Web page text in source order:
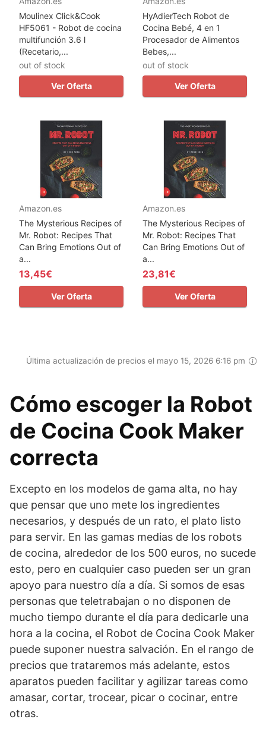
Moulinex Click&Cook
HF5061 - Robot de cocina
multifunción 3.6 l
(Recetario,...
out of stock
Ver Oferta
HyAdierTech Robot de
Cocina Bebé, 4 en 1
Procesador de Alimentos
Bebes,...
out of stock
Ver Oferta
Amazon.es
The Mysterious Recipes of
Mr. Robot: Recipes That
Can Bring Emotions Out of
a...
13,45€
Ver Oferta
Amazon.es
The Mysterious Recipes of
Mr. Robot: Recipes That
Can Bring Emotions Out of
a...
23,81€
Ver Oferta
Última actualización de precios el mayo 15, 2026 6:16 pm
Cómo escoger la Robot
de Cocina Cook Maker
correcta
Excepto en los modelos de gama alta, no hay
que pensar que uno mete los ingredientes
necesarios, y después de un rato, el plato listo
para servir. En las gamas medias de los robots
de cocina, alrededor de los 500 euros, no sucede
esto, pero en cualquier caso pueden ser un gran
apoyo para nuestro día a día. Si somos de esas
personas que teletrabajan o no disponen de
mucho tiempo durante el día para dedicarle una
hora a la cocina, el Robot de Cocina Cook Maker
puede suponer nuestra salvación. En el rango de
precios que trataremos más adelante, estos
aparatos pueden facilitar y agilizar tareas como
amasar, cortar, trocear, picar o cocinar, entre
otras.